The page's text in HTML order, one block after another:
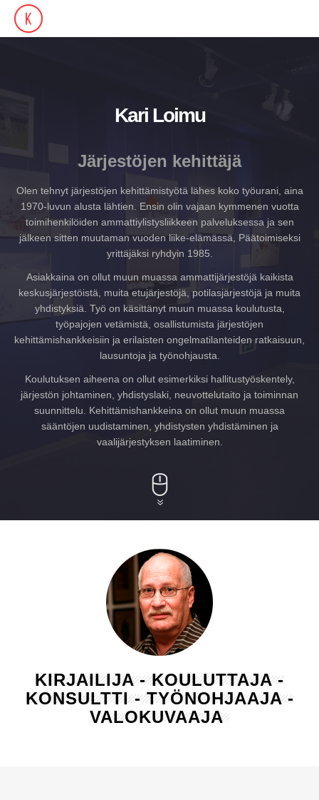
Kari Loimu
Järjestöjen kehittäjä
Olen tehnyt järjestöjen kehittämistyötä lähes koko työurani, aina
1970-luvun alusta lähtien. Ensin olin vajaan kymmenen vuotta
toimihenkilöiden ammattiylistysliikkeen palveluksessa ja sen
jälkeen sitten muutaman vuoden liike-elämässä, Päätoimiseksi
yrittäjäksi ryhdyin 1985.
Asiakkaina on ollut muun muassa ammattijärjestöjä kaikista
keskusjärjestöistä, muita etujärjestöjä, potilasjärjestöjä ja muita
yhdistyksiä. Työ on käsittänyt muun muassa koulutusta,
työpajojen vetämistä, osallistumista järjestöjen
kehittämishankkeisiin ja erilaisten ongelmatilanteiden ratkaisuun,
lausuntoja ja työnohjausta.
Koulutuksen aiheena on ollut esimerkiksi hallitustyöskentely,
järjestön johtaminen, yhdistyslaki, neuvottelutaito ja toiminnan
suunnittelu. Kehittämishankkeina on ollut muun muassa
sääntöjen uudistaminen, yhdistysten yhdistäminen ja
vaalijärjestyksen laatiminen.
KIRJAILIJA - KOULUTTAJA -
KONSULTTI - TYÖNOHJAAJA -
VALOKUVAAJA